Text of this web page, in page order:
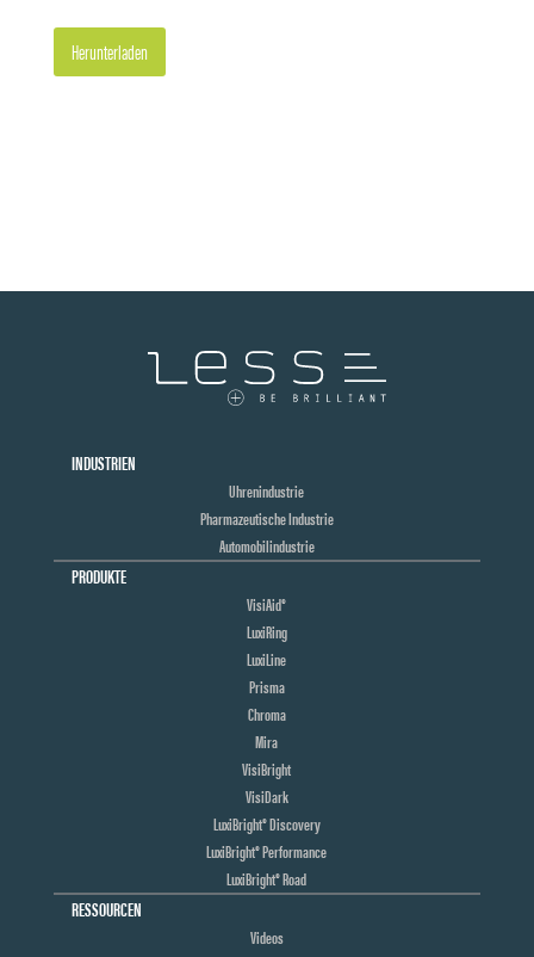
Herunterladen
INDUSTRIEN
Uhrenindustrie
Pharmazeutische Industrie
Automobilindustrie
PRODUKTE
VisiAid®
LuxiRing
LuxiLine
Prisma
Chroma
Mira
VisiBright
VisiDark
LuxiBright® Discovery
LuxiBright® Performance
LuxiBright® Road
RESSOURCEN
Videos